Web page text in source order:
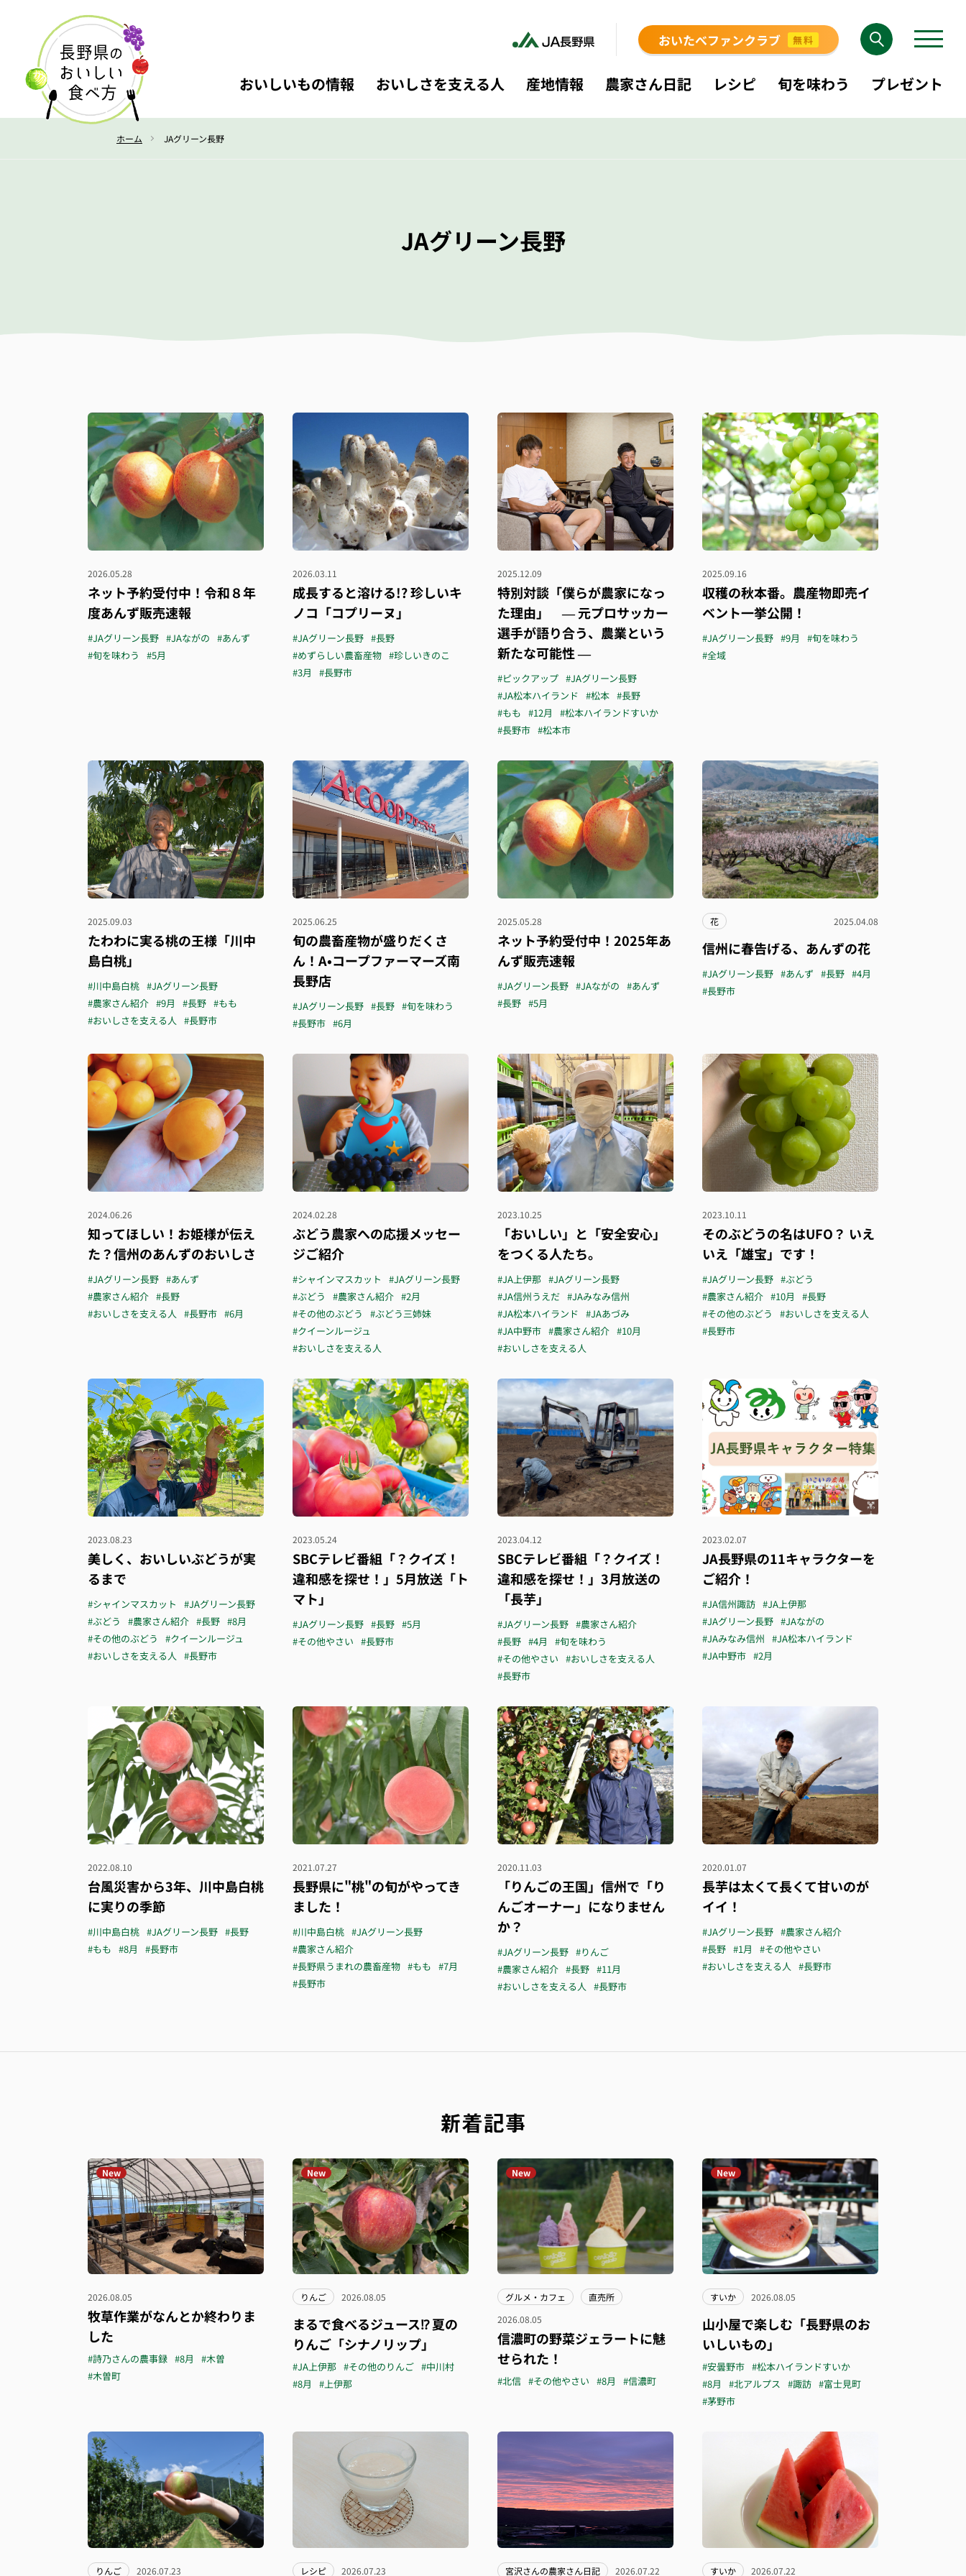
おいたべファンクラブ 無料
おいしいもの情報 おいしさを支える人 産地情報 農家さん日記 レシピ 旬を味わう プレゼント
ホーム JAグリーン長野
JAグリーン長野
2026.05.28
ネット予約受付中！令和８年
度あんず販売速報
#JAグリーン長野 #JAながの #あんず
#旬を味わう
#5月
2026.03.11
成長すると溶ける!? 珍しいキ
ノコ「コプリーヌ」
#JAグリーン長野 #長野
#めずらしい農畜産物 #珍しいきのこ
#3月
#長野市
2025.12.09
特別対談「僕らが農家になっ
た理由」 ― 元プロサッカー
選手が語り合う、農業という
新たな可能性 ―
#ピックアップ #JAグリーン長野
#JA松本ハイランド #松本 #長野
#もも #12月
#松本ハイランドすいか
#長野市 #松本市
2025.09.16
収穫の秋本番。農産物即売イ
ベント一挙公開！
#JAグリーン長野 #9月
#旬を味わう
#全域
2025.09.03
たわわに実る桃の王様「川中
島白桃」
#川中島白桃 #JAグリーン長野
#農家さん紹介 #9月 #長野 #もも
#おいしさを支える人 #長野市
2025.06.25
旬の農畜産物が盛りだくさ
ん！A•コープファーマーズ南
長野店
#JAグリーン長野 #長野 #旬を味わう
#長野市 #6月
2025.05.28
ネット予約受付中！2025年あ
んず販売速報
#JAグリーン長野 #JAながの #あんず
#長野 #5月
花 2025.04.08
信州に春告げる、あんずの花
#JAグリーン長野 #あんず #長野 #4月
#長野市
2024.06.26
知ってほしい！お姫様が伝え
た？信州のあんずのおいしさ
#JAグリーン長野 #あんず
#農家さん紹介 #長野
#おいしさを支える人 #長野市 #6月
2024.02.28
ぶどう農家への応援メッセー
ジご紹介
#シャインマスカット
#JAグリーン長野
#ぶどう
#農家さん紹介 #2月
#その他のぶどう
#ぶどう三姉妹
#クイーンルージュ
#おいしさを支える人
2023.10.25
「おいしい」と「安全安心」
をつくる人たち。
#JA上伊那 #JAグリーン長野
#JA信州うえだ #JAみなみ信州
#JA松本ハイランド #JAあづみ
#JA中野市 #農家さん紹介 #10月
#おいしさを支える人
2023.10.11
そのぶどうの名はUFO？ いえ
いえ「雄宝」です！
#JAグリーン長野 #ぶどう
#農家さん紹介 #10月
#長野
#その他のぶどう
#おいしさを支える人
#長野市
2023.08.23
美しく、おいしいぶどうが実
るまで
#シャインマスカット
#JAグリーン長野
#ぶどう
#農家さん紹介 #長野 #8月
#その他のぶどう
#クイーンルージュ
#おいしさを支える人 #長野市
2023.05.24
SBCテレビ番組「？クイズ！
違和感を探せ！」5月放送「ト
マト」
#JAグリーン長野 #長野 #5月
#その他やさい #長野市
2023.04.12
SBCテレビ番組「？クイズ！
違和感を探せ！」3月放送の
「長芋」
#JAグリーン長野 #農家さん紹介
#長野 #4月
#旬を味わう
#その他やさい #おいしさを支える人
#長野市
2023.02.07
JA長野県の11キャラクターを
ご紹介！
#JA信州諏訪 #JA上伊那
#JAグリーン長野 #JAながの
#JAみなみ信州 #JA松本ハイランド
#JA中野市 #2月
2022.08.10
台風災害から3年、川中島白桃
に実りの季節
#川中島白桃 #JAグリーン長野 #長野
#もも #8月 #長野市
2021.07.27
長野県に"桃"の旬がやってき
ました！
#川中島白桃 #JAグリーン長野
#農家さん紹介
#長野県うまれの農畜産物 #もも #7月
#長野市
2020.11.03
「りんごの王国」信州で「り
んごオーナー」になりません
か？
#JAグリーン長野 #りんご
#農家さん紹介 #長野 #11月
#おいしさを支える人 #長野市
2020.01.07
長芋は太くて長くて甘いのが
イイ！
#JAグリーン長野 #農家さん紹介
#長野 #1月
#その他やさい
#おいしさを支える人 #長野市
新着記事
New
2026.08.05
牧草作業がなんとか終わりま
した
#詩乃さんの農事録 #8月
#木曽
#木曽町
New
りんご 2026.08.05
まるで食べるジュース⁉︎ 夏の
りんご「シナノリップ」
#JA上伊那 #その他のりんご #中川村
#8月
#上伊那
New
グルメ・カフェ
直売所
2026.08.05
信濃町の野菜ジェラートに魅
せられた！
#北信 #その他やさい #8月 #信濃町
New
すいか 2026.08.05
山小屋で楽しむ「長野県のお
いしいもの」
#安曇野市 #松本ハイランドすいか
#8月
#北アルプス #諏訪 #富士見町
#茅野市
りんご 2026.07.23 レシピ 2026.07.23 宮沢さんの農家さん日記 2026.07.22 すいか 2026.07.22